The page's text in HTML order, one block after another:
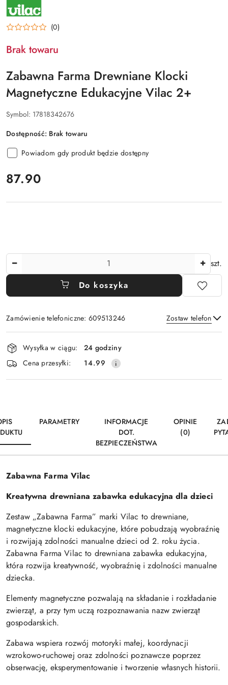
(0)
Brak towaru
Zabawna Farma Drewniane Klocki
Magnetyczne Edukacyjne Vilac 2+
Symbol: 17818342676
Dostępność: Brak towaru
Powiadom gdy produkt będzie dostępny
cena:
87.90
szt.
Do koszyka
Zamówienie telefoniczne: 609513246 Zostaw telefon
Wyślij
Dostępność
i
dostawa
Wysyłka w ciągu:
24 godziny
Cena przesyłki:
14.99
PARAMETRY
INFORMACJE
DOT.
BEZPIECZEŃSTWA
OPINIE
(0)
Zabawna Farma Vilac
Kreatywna drewniana zabawka edukacyjna dla dzieci
Zestaw „Zabawna Farma” marki Vilac to drewniane,
magnetyczne klocki edukacyjne, które pobudzają wyobraźnię
i rozwijają zdolności manualne dzieci od 2. roku życia.
Zabawna Farma Vilac to drewniana zabawka edukacyjna,
która rozwija kreatywność, wyobraźnię i zdolności manualne
dziecka.
Elementy magnetyczne pozwalają na składanie i rozkładanie
zwierząt, a przy tym uczą rozpoznawania nazw zwierząt
gospodarskich.
Zabawa wspiera rozwój motoryki małej, koordynacji
wzrokowo-ruchowej oraz zdolności poznawcze poprzez
obserwację, eksperymentowanie i tworzenie własnych historii.